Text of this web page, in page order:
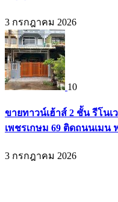
3 กรกฎาคม 2026
10
ขายทาวน์เฮ้าส์ 2 ชั้น รีโน
เพชรเกษม 69 ติดถนนเมน
3 กรกฎาคม 2026